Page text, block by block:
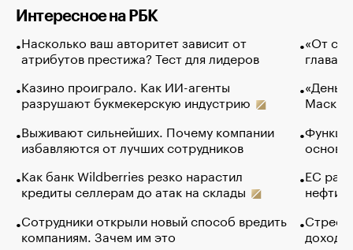
Интересное на РБК
Насколько ваш авторитет зависит от
атрибутов престижа? Тест для лидеров
Казино проиграло. Как ИИ-агенты
разрушают букмекерскую индустрию
Выживают сильнейших. Почему компании
избавляются от лучших сотрудников
Как банк Wildberries резко нарастил
кредиты селлерам до атак на склады
Сотрудники открыли новый способ вредить
компаниям. Зачем им это
«От
глава
Маск в
основ
ЕС
нефти